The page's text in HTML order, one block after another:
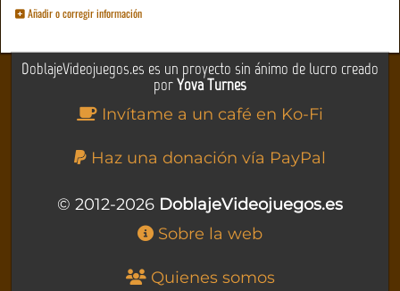
Añadir o corregir información
DoblajeVideojuegos.es es un proyecto sin ánimo de lucro creado
porYova Turnes
Invítame a un café en Ko-Fi
Haz una donación vía PayPal
© 2012-2026 DoblajeVideojuegos.es
Sobre la web
Quienes somos